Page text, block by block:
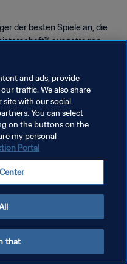
der besten Spiele an, die
ausgetragen
and ads, provide
traffic. We also share
with our social
You can select
on the buttons on the
my personal
Portal
that